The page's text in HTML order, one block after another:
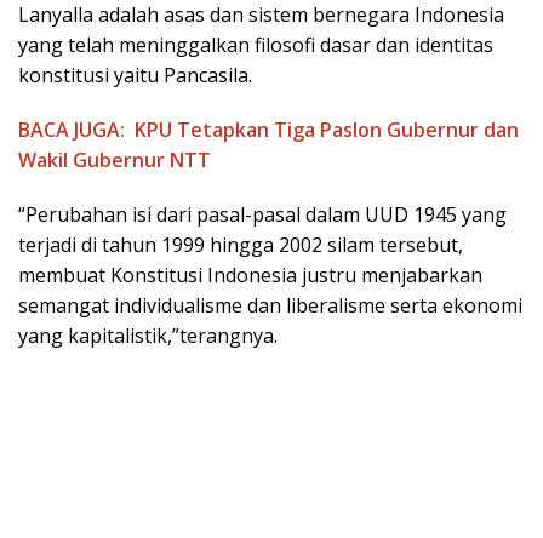
Lanyalla adalah asas dan sistem bernegara Indonesia
yang telah meninggalkan filosofi dasar dan identitas
konstitusi yaitu Pancasila.
BACA JUGA: KPU Tetapkan Tiga Paslon Gubernur dan
Wakil Gubernur NTT
“Perubahan isi dari pasal-pasal dalam UUD 1945 yang
terjadi di tahun 1999 hingga 2002 silam tersebut,
membuat Konstitusi Indonesia justru menjabarkan
semangat individualisme dan liberalisme serta ekonomi
yang kapitalistik,”terangnya.